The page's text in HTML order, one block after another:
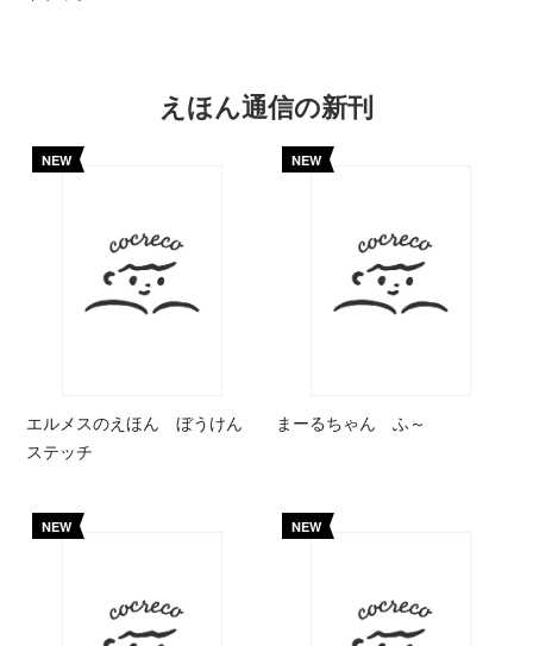
えほん通信の新刊
NEW
エルメスのえほん ぼうけん
ステッチ
NEW
まーるちゃん ふ～
NEW NEW